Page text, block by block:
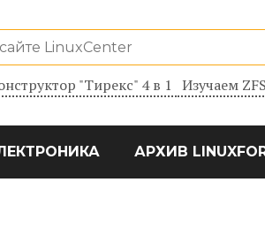
"Тирекс" 4 в 1 Изучаем ZFS
АРХИВ